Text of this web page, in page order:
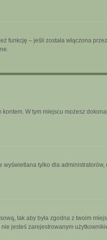
funkcję – jeśli została włączona
W tym miejscu możesz
wyświetlana tylko dla
tak aby była zgodna z twoim
jesteś zarejestrowanym